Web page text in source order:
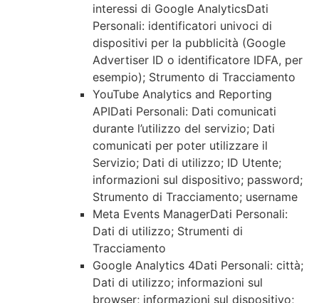
interessi di Google AnalyticsDati
Personali: identificatori univoci di
dispositivi per la pubblicità (Google
Advertiser ID o identificatore IDFA, per
esempio); Strumento di Tracciamento
YouTube Analytics and Reporting
APIDati Personali: Dati comunicati
durante l’utilizzo del servizio; Dati
comunicati per poter utilizzare il
Servizio; Dati di utilizzo; ID Utente;
informazioni sul dispositivo; password;
Strumento di Tracciamento; username
Meta Events ManagerDati Personali:
Dati di utilizzo; Strumenti di
Tracciamento
Google Analytics 4Dati Personali: città;
Dati di utilizzo; informazioni sul
browser; informazioni sul dispositivo;